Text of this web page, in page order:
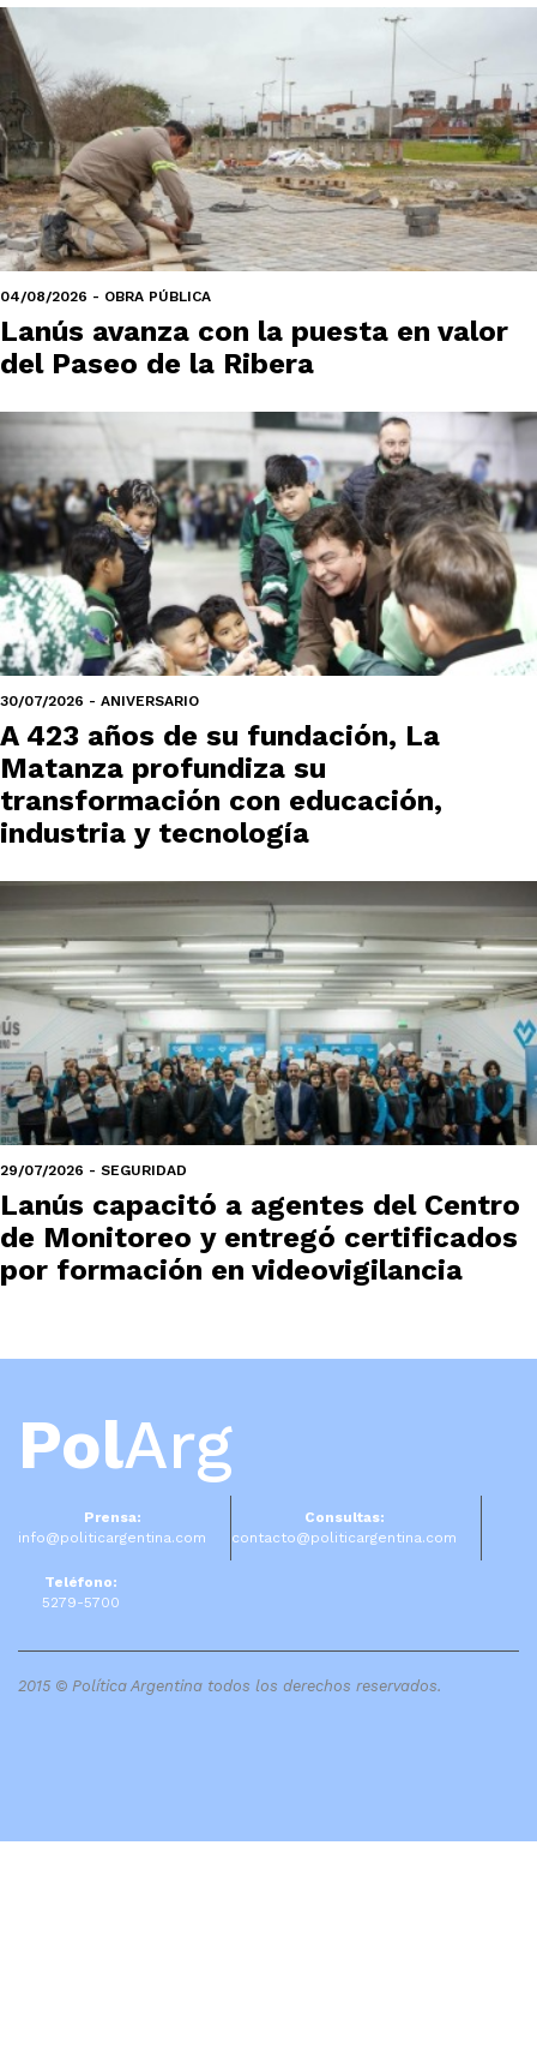
04/08/2026 - OBRA PÚBLICA
Lanús avanza con la puesta en valor
del Paseo de la Ribera
30/07/2026 - ANIVERSARIO
A 423 años de su fundación, La
Matanza profundiza su
transformación con educación,
industria y tecnología
29/07/2026 - SEGURIDAD
Lanús capacitó a agentes del Centro
de Monitoreo y entregó certificados
por formación en videovigilancia
PolArg
Prensa:
info@politicargentina.com
Consultas:
contacto@politicargentina.com
Teléfono:
5279-5700
2015 © Política Argentina todos los derechos reservados.